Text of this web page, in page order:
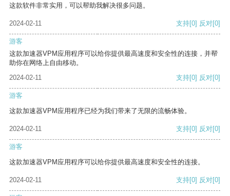
这款软件非常实用，可以帮助我解决很多问题。
2024-02-11 支持[0] 反对[0]
游客
这款加速器VPM应用程序可以给你提供最高速度和安全性的连接，并帮
助你在网络上自由移动。
2024-02-11
支持[0] 反对[0]
游客
这款加速器VPM应用程序已经为我们带来了无限的流畅体验。
2024-02-11 支持[0] 反对[0]
游客
这款加速器VPM应用程序可以给你提供最高速度和安全性的连接。
2024-02-11 支持[0] 反对[0]